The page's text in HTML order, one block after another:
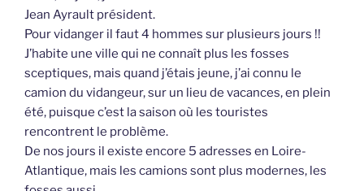
Jean Ayrault président.
Pour vidanger il faut 4 hommes sur plusieurs jours !!
J’habite une ville qui ne connaît plus les fosses
sceptiques, mais quand j’étais jeune, j’ai connu le
camion du vidangeur, sur un lieu de vacances, en plein
été, puisque c’est la saison où les touristes
rencontrent le problème.
De nos jours il existe encore 5 adresses en Loire-
Atlantique, mais les camions sont plus modernes, les